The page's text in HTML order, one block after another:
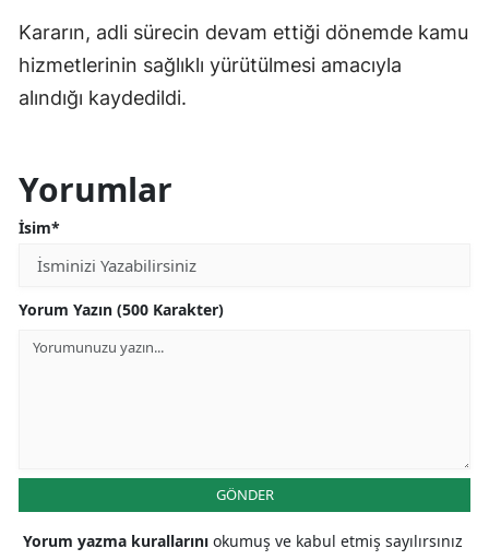
Kararın, adli sürecin devam ettiği dönemde kamu
hizmetlerinin sağlıklı yürütülmesi amacıyla
alındığı kaydedildi.
Yorumlar
İsim*
Yorum Yazın (500 Karakter)
GÖNDER
Yorum yazma kurallarını okumuş ve kabul etmiş sayılırsınız